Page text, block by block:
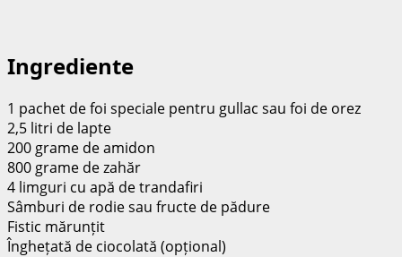
Ingrediente
1 pachet de foi speciale pentru gullac sau foi de orez
2,5 litri de lapte
200 grame de amidon
800 grame de zahăr
4 limguri cu apă de trandafiri
Sâmburi de rodie sau fructe de pădure
Fistic mărunțit
Înghețată de ciocolată (opțional)